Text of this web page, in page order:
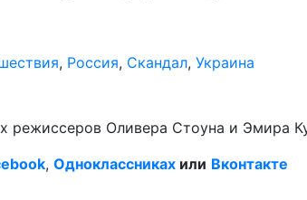
, Россия, Скандал, Украина
режиссеров Оливера Стоуна и Эмира
, Одноклассниках или Вконтакте